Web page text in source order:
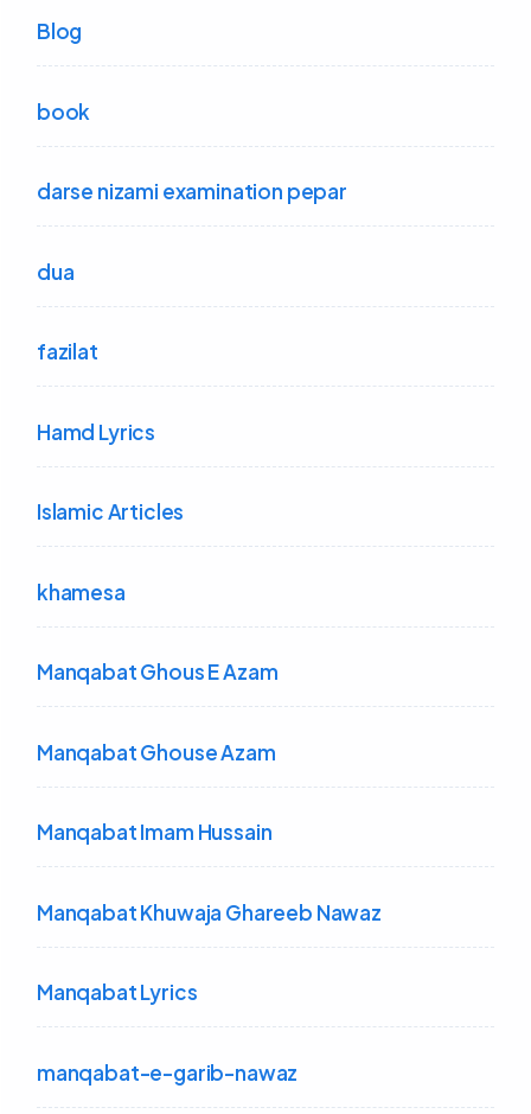
Blog
book
darse nizami examination pepar
dua
fazilat
Hamd Lyrics
Islamic Articles
khamesa
Manqabat Ghous E Azam
Manqabat Ghouse Azam
Manqabat Imam Hussain
Manqabat Khuwaja Ghareeb Nawaz
Manqabat Lyrics
manqabat-e-garib-nawaz